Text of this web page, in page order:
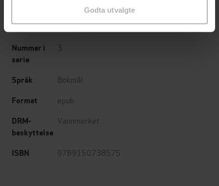
Godta utvalgte
Skjønnlitteratur,Romanserier
Serie Harlequin passion
Nummer i
serie
3
Språk Bokmål
Format epub
DRM-
beskyttelse
Vannmerket
ISBN 9789150738575